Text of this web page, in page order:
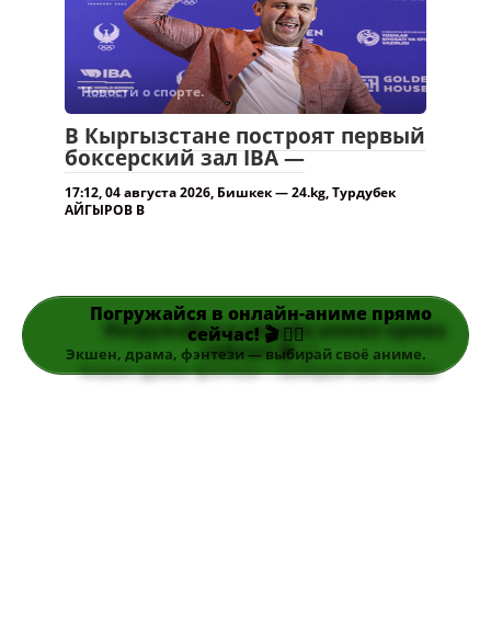
Новости о спорте.
В Кыргызстане построят первый
боксерский зал IBA —
17:12, 04 августа 2026, Бишкек — 24.kg, Турдубек
АЙГЫРОВ В
Погружайся в онлайн-аниме прямо
сейчас! 🎬 👆🏻
Экшен, драма, фэнтези — выбирай своё аниме.